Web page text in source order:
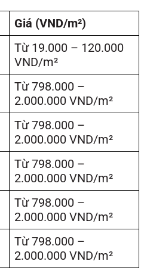
Giá (VND/m²)
Từ 19.000 – 120.000
VND/m²
Từ 798.000 –
2.000.000 VND/m²
Từ 798.000 –
2.000.000 VND/m²
Từ 798.000 –
2.000.000 VND/m²
Từ 798.000 –
2.000.000 VND/m²
Từ 798.000 –
2.000.000 VND/m²